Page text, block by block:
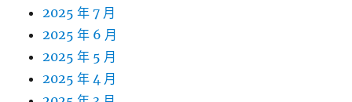
2025 年 7 月
2025 年 6 月
2025 年 5 月
2025 年 4 月